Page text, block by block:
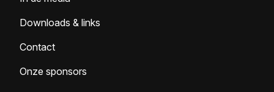
Downloads & links
Contact
Onze sponsors